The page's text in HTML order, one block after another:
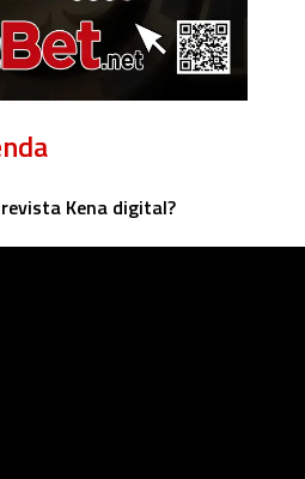
Kena digital?